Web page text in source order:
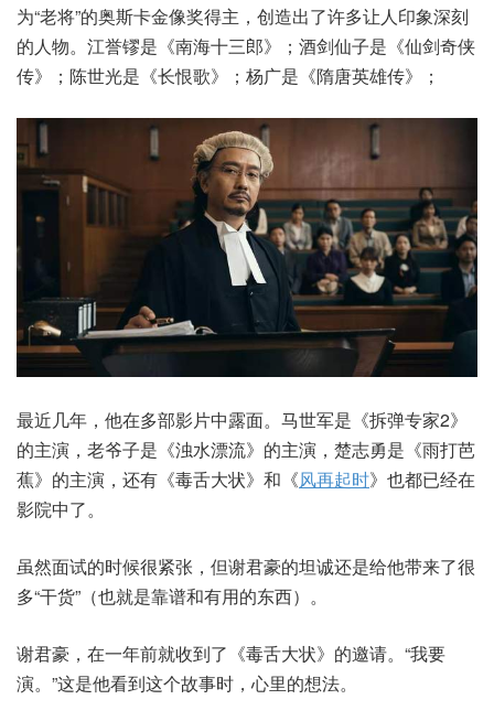
为“老将”的奥斯卡金像奖得主，创造出了许多让人印象深刻
的人物。江誉镠是《南海十三郎》；酒剑仙子是《仙剑奇侠
传》；陈世光是《长恨歌》；杨广是《隋唐英雄传》；
最近几年，他在多部影片中露面。马世军是《拆弹专家2》
的主演，老爷子是《浊水漂流》的主演，楚志勇是《雨打芭
蕉》的主演，还有《毒舌大状》和《风再起时》也都已经在
影院中了。
虽然面试的时候很紧张，但谢君豪的坦诚还是给他带来了很
多“干货”（也就是靠谱和有用的东西）。
谢君豪，在一年前就收到了《毒舌大状》的邀请。“我要
演。”这是他看到这个故事时，心里的想法。